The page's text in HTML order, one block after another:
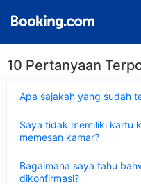
10 Pertanyaan
Apa sajakah yang sudah
Saya tidak memiliki kartu
memesan kamar?
Bagaimana saya tahu
dikonfirmasi?